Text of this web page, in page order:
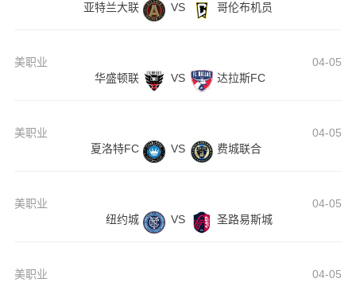
亚特兰大联
VS 哥伦布机员
美职业
04-05
华盛顿联
VS 达拉斯FC
美职业
04-05
夏洛特FC
VS 费城联合
美职业
04-05
纽约城
VS 圣路易斯城
美职业
04-05